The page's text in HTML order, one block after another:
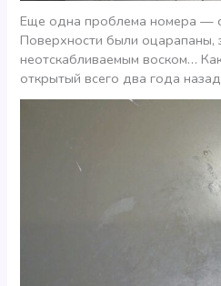
Еще одна проблема номера —
Поверхности были оцарапаны,
неотскабливаемым воском…
открытый всего два года